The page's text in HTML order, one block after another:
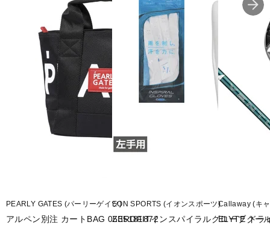
PEARLY GATES (パーリーゲイツ)
アルペン別注 カートBAG 0535181872
EON SPORTS (イオンスポーツ)
ZEROFITインスパイラルグローブクー
Callaway (キ
ELYTE ドラ